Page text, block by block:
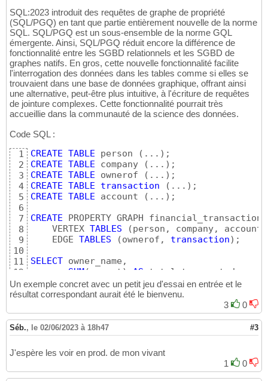
SQL:2023 introduit des requêtes de graphe de propriété
(SQL/PGQ) en tant que partie entièrement nouvelle de la norme
SQL. SQL/PGQ est un sous-ensemble de la norme GQL
émergente. Ainsi, SQL/PGQ réduit encore la différence de
fonctionnalité entre les SGBD relationnels et les SGBD de
graphes natifs. En gros, cette nouvelle fonctionnalité facilite
l'interrogation des données dans les tables comme si elles se
trouvaient dans une base de données graphique, offrant ainsi
une alternative, peut-être plus intuitive, à l'écriture de requêtes
de jointure complexes. Cette fonctionnalité pourrait très
accueillie dans la communauté de la science des données.
Code SQL :
1
2
3
4
5
6
7
8
9
10
11
12
13
14
16
17
18
19
20
CREATE TABLE person ( ... )
CREATE TABLE company ( ... )
CREATE TABLE ownerof ( ... )
CREATE TABLE transaction ( ... )
CREATE TABLE account ( ... ) ;
CREATE PROPERTY GRAPH financial_transactions
    VERTEX
TABLES (person, company, account
    EDGE
TABLES (ownerof, transaction) ;
SELECT owner_name,
SUM ( amount ) AS
FROM financial_transactions GRAPH_TABLE
MATCH (p:person WHERE p.name =
        -
[t:transaction]- (:account)
        <-
[:ownerof] :person|company
COLUMNS (owner.name AS owner_name,
)
AS
GROUP
BY owner_name;
Un exemple concret avec un petit jeu d'essai en entrée et le
résultat correspondant aurait été le bienvenu.
3
0
Séb., le 02/06/2023 à 18h47 #3
J'espère les voir en prod. de mon vivant
1
0